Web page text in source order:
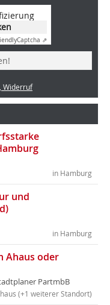
Captcha ⇗
Widerruf
in Hamburg
und
in Hamburg
Ahaus oder
PartmbB
(+1 weiterer Standort)